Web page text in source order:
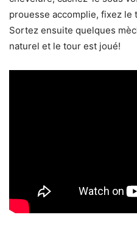
prouesse accomplie, fixez le
Sortez ensuite quelques
naturel et le tour est joué!